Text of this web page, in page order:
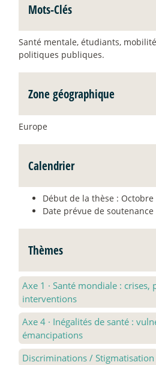
Mots-Clés
Santé mentale, étudiants,
politiques publiques.
Zone géographique
Europe
Calendrier
Début de la thèse : Octobre
Date prévue de
Thèmes
Axe 1 · Santé mondiale : crises,
interventions
Axe 4 · Inégalités de santé :
émancipations
Discriminations / Stigmatisation